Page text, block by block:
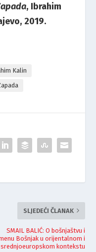
, Ibrahim
2019.
Kalin
SLJEDEĆI ČLANAK
SMAIL BALIĆ: O bošnjaštvu i
Bošnjak u orijentalnom i
srednjoeuropskom kontekstu